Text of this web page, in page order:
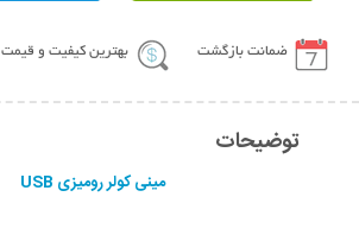
ضمانت بازگشت بهترین کیفیت و قیمت
توضیحات
مينی كولر روميزی USB